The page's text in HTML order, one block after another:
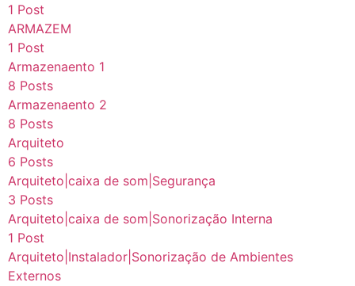
1 Post
ARMAZEM
1 Post
Armazenaento 1
8 Posts
Armazenaento 2
8 Posts
Arquiteto
6 Posts
Arquiteto|caixa de som|Segurança
3 Posts
Arquiteto|caixa de som|Sonorização Interna
1 Post
Arquiteto|Instalador|Sonorização de Ambientes
Externos